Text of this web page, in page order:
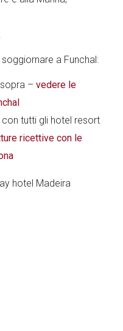
a Funchal:
sopra –vedere le
con tutti gli hotel resort
ricettive con le